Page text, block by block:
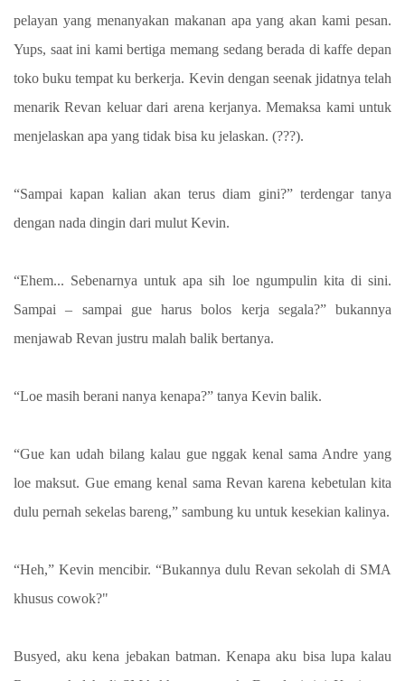
pelayan yang menanyakan makanan apa yang akan kami pesan.
Yups, saat ini kami bertiga memang sedang berada di kaffe depan
toko buku tempat ku berkerja. Kevin dengan seenak jidatnya telah
menarik Revan keluar dari arena kerjanya. Memaksa kami untuk
menjelaskan apa yang tidak bisa ku jelaskan. (???).
“Sampai kapan kalian akan terus diam gini?” terdengar tanya
dengan nada dingin dari mulut Kevin.
“Ehem... Sebenarnya untuk apa sih loe ngumpulin kita di sini.
Sampai – sampai gue harus bolos kerja segala?” bukannya
menjawab Revan justru malah balik bertanya.
“Loe masih berani nanya kenapa?” tanya Kevin balik.
“Gue kan udah bilang kalau gue nggak kenal sama Andre yang
loe maksut. Gue emang kenal sama Revan karena kebetulan kita
dulu pernah sekelas bareng,” sambung ku untuk kesekian kalinya.
“Heh,” Kevin mencibir. “Bukannya dulu Revan sekolah di SMA
khusus cowok?"
Busyed, aku kena jebakan batman. Kenapa aku bisa lupa kalau